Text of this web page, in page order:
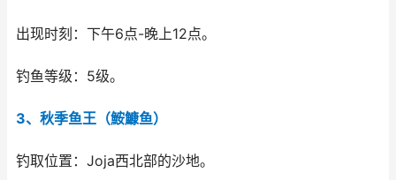
出现时刻：下午6点-晚上12点。
钓鱼等级：5级。
3、秋季鱼王（鮟鱇鱼）
钓取位置：Joja西北部的沙地。